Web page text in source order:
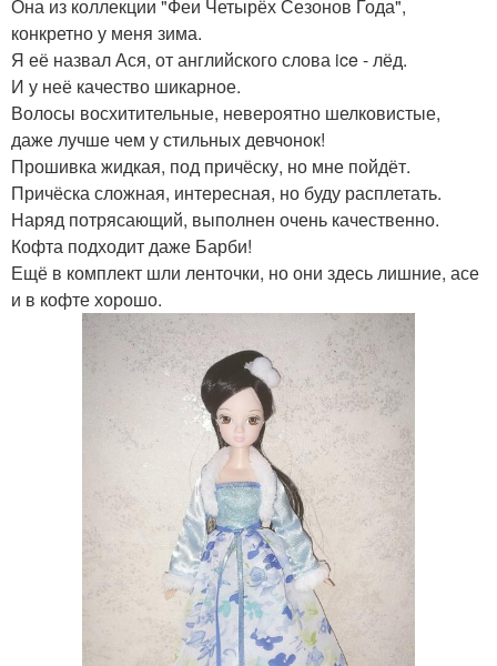
Она из коллекции "Феи Четырёх Сезонов Года",
конкретно у меня зима.
Я её назвал Ася, от английского слова ice - лёд.
И у неё качество шикарное.
Волосы восхитительные, невероятно шелковистые,
даже лучше чем у стильных девчонок!
Прошивка жидкая, под причёску, но мне пойдёт.
Причёска сложная, интересная, но буду расплетать.
Наряд потрясающий, выполнен очень качественно.
Кофта подходит даже Барби!
Ещё в комплект шли ленточки, но они здесь лишние, асе
и в кофте хорошо.